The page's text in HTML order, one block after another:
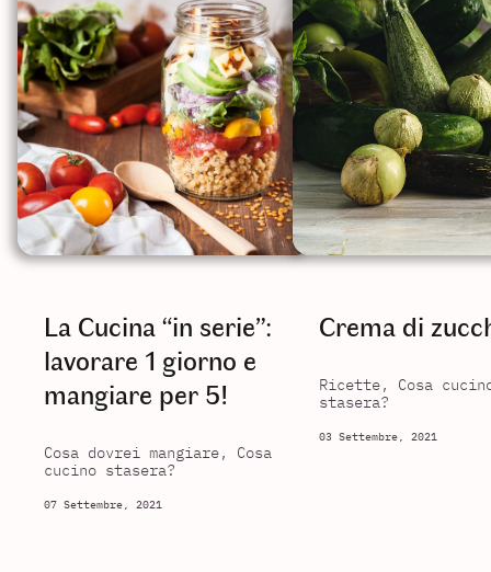
La Cucina “in serie”:
lavorare 1 giorno e
mangiare per 5!
Cosa dovrei mangiare, Cosa
cucino stasera?
07 Settembre, 2021
Crema di
Ricette, Cosa
stasera?
03 Settembre, 2021